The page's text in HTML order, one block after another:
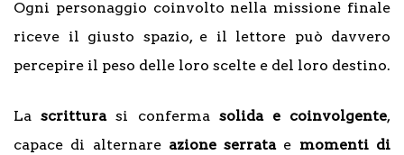
Ogni personaggio coinvolto nella missione finale
riceve il giusto spazio, e il lettore può davvero
percepire il peso delle loro scelte e del loro destino.
Lascritturasi conferma solida e coinvolgente,
capace di alternare azione serratae momenti di